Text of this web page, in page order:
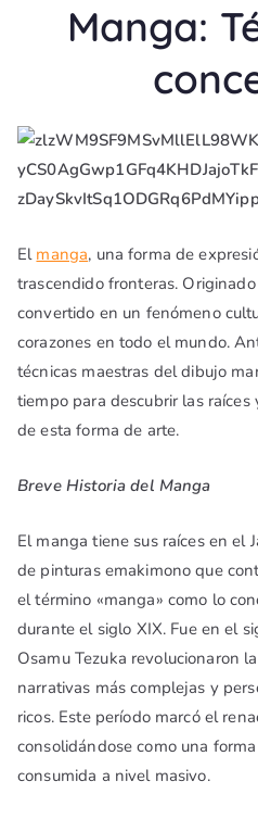
Manga:
El manga, una forma de
trascendido fronteras.
convertido en un fenómeno
corazones en todo el mundo.
técnicas maestras del dibujo
tiempo para descubrir las
de esta forma de arte.
Breve Historia del Manga
El manga tiene sus raíces en el
de pinturas emakimono que
el término «manga» como lo
durante el siglo XIX. Fue en el
Osamu Tezuka revolucionaron
narrativas más complejas y
ricos. Este período marcó el
consolidándose como una
consumida a nivel masivo.